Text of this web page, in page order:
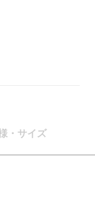
・サイズ